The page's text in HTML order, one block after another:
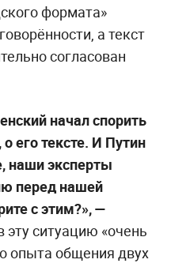
формата»
а текст
согласован
начал спорить
его тексте. И Путин
наши эксперты
перед нашей
с этим?», —
эту ситуацию «очень
опыта общения двух